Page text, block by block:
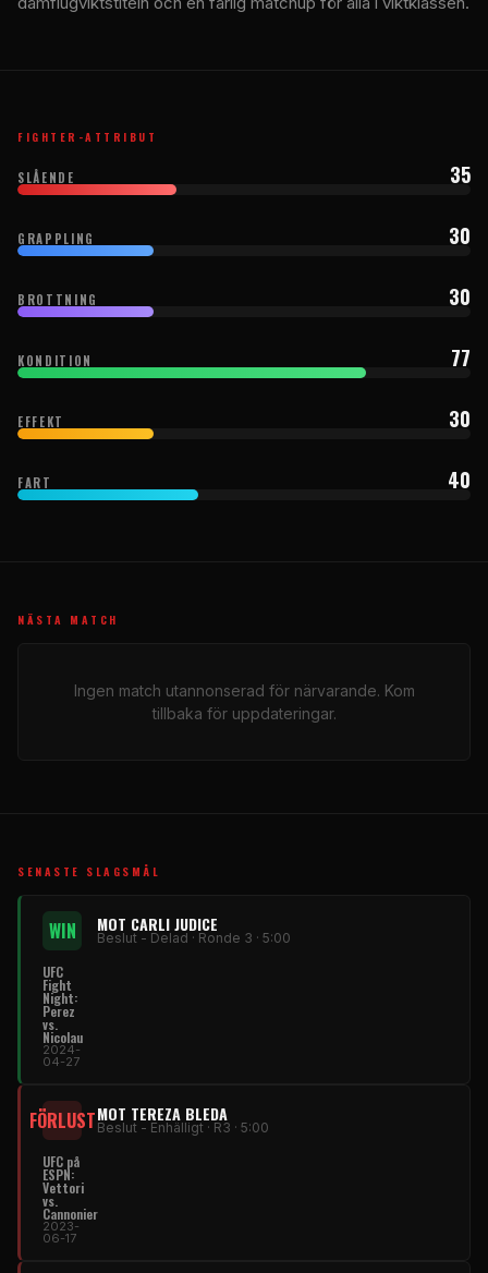
FIGHTER-ATTRIBUT
SLÅENDE 35
GRAPPLING 30
BROTTNING 30
KONDITION 77
EFFEKT 30
FART 40
NÄSTA MATCH
Ingen match utannonserad för närvarande. Kom
tillbaka för uppdateringar.
SENASTE SLAGSMÅL
WIN MOT CARLI JUDICE
Beslut - Delad · Ronde 3 · 5:00
UFC
Fight
Night:
Perez
vs.
Nicolau
2024-
04-27
FÖRLUSTMOT TEREZA BLEDA
Beslut - Enhälligt · R3 · 5:00
UFC på
ESPN:
Vettori
vs.
Cannonier
2023-
06-17